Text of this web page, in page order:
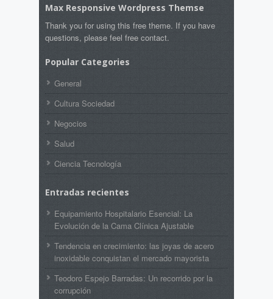
Max Responsive Wordpress Themse
Thank you for using this free theme. If you have
questions, please feel free contact.
Popular Categories
General
Cultura Sociedad
Negocios
Salud
Ciencia Tecnología
Entradas recientes
Equipamiento Hospitalario Esencial: La
Evolución de la Cama Clínica Ajustable
Tendencia en crecimiento: las joyas de acero
inoxidable conquistan el mercado mayorista
Teodoro Espejo Barradas: Un recorrido por la
corrupción